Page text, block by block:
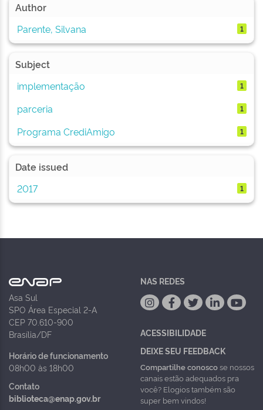
Author
Parente, Silvana
1
Subject
implementação
1
parceria 1
Programa CrediAmigo 1
Date issued
2017
1
Asa Sul
SPO Área Especial 2-A
CEP 70.610-900
Brasília/DF
Horário de funcionamento
08h00 às 18h00
Contato
biblioteca@enap.gov.br
NAS REDES
ACESSIBILIDADE
DEIXE SEU FEEDBACK
Compartilhe conoscose nossos
canais estão adequados pra
você? Elogios também são
super bem vindos!